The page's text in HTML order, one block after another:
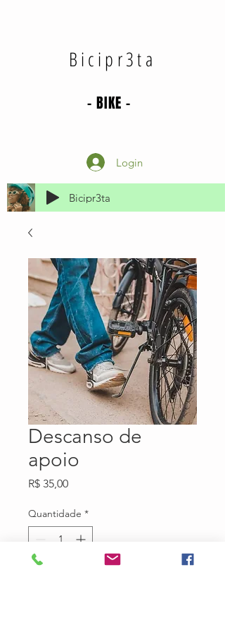
Bicipr3ta
- BIKE -
Login
Bicipr3ta
Descanso de
apoio
R$ 35,00Preço
Quantidade *